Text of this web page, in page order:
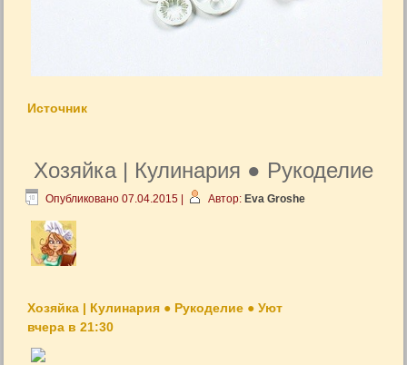
Источник
Хозяйка | Кулинария ● Рукоделие
Опубликовано 07.04.2015 | Автор: Eva Groshe
Хозяйка | Кулинария ● Рукоделие ● Уют
вчера в 21:30